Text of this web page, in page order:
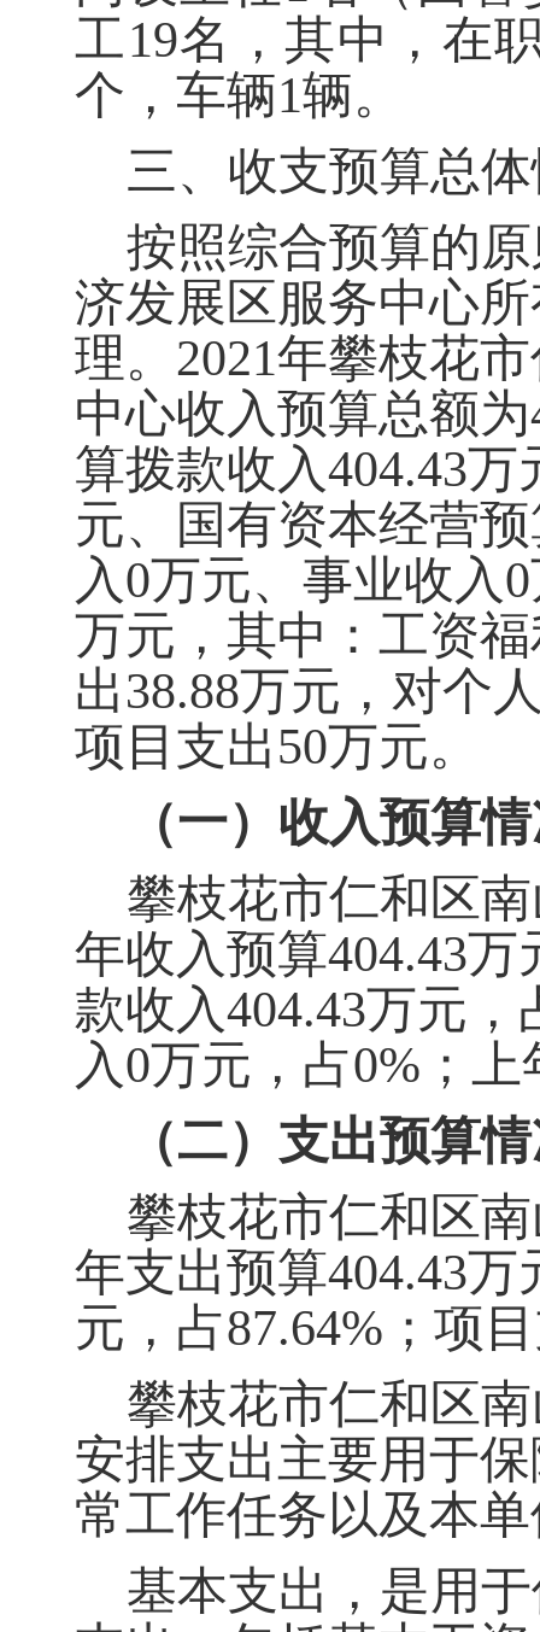
工19名，其中，在
个，车辆1辆。
三、收支预算总
按照综合预算的
济发展区服务中心
理。2021年攀枝花
中心收入预算总额
算拨款收入404.43万
元、国有资本经营
入0万元、事业收入0
万元，其中：工资
出38.88万元，对个
项目支出50万元。
（一）收入预算
攀枝花市仁和区
年收入预算404.43万
款收入404.43万元
入0万元 ，占0% ；
（二）支出预算
攀枝花市仁和区
年支出预算404.43万
元 ，占87.64% ；项
攀枝花市仁和区
安排支出主要用于
常工作任务以及本
基本支出，是用